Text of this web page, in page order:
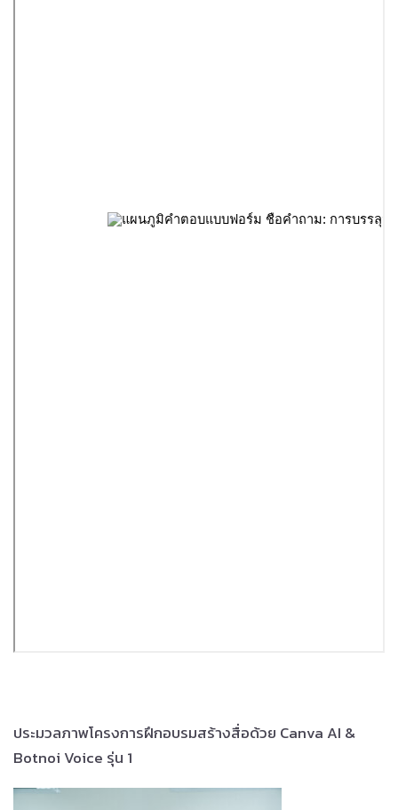
ประมวลภาพโครงการฝึกอบรมสร้างสื่อด้วย Canva AI &
Botnoi Voice รุ่น 1